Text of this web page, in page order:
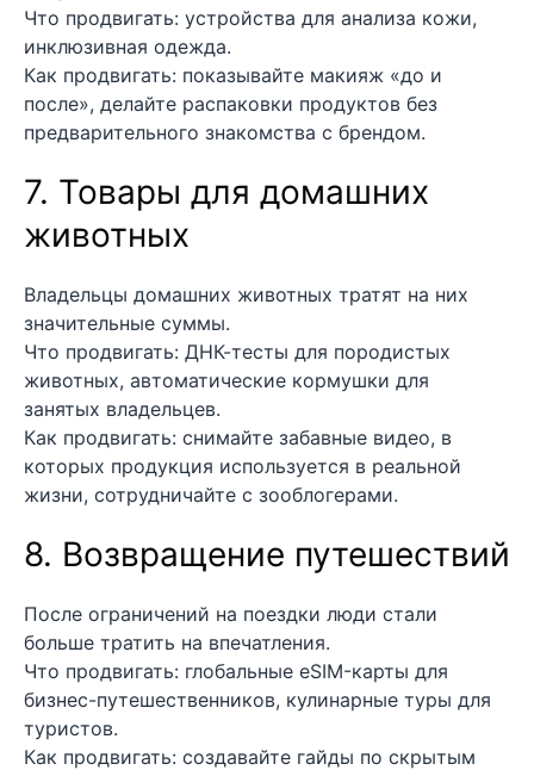
Что продвигать: устройства для анализа кожи,
инклюзивная одежда.
Как продвигать: показывайте макияж «до и
после», делайте распаковки продуктов без
предварительного знакомства с брендом.
7. Товары для домашних
животных
Владельцы домашних животных тратят на них
значительные суммы.
Что продвигать: ДНК-тесты для породистых
животных, автоматические кормушки для
занятых владельцев.
Как продвигать: снимайте забавные видео, в
которых продукция используется в реальной
жизни, сотрудничайте с зооблогерами.
8. Возвращение путешествий
После ограничений на поездки люди стали
больше тратить на впечатления.
Что продвигать: глобальные eSIM-карты для
бизнес-путешественников, кулинарные туры для
туристов.
Как продвигать: создавайте гайды по скрытым